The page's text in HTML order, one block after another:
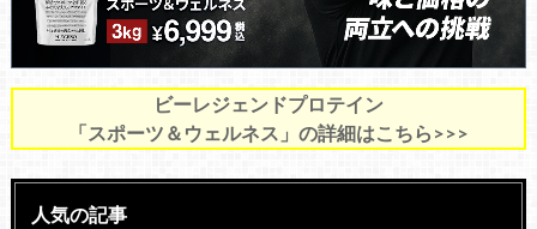
ビーレジェンドプロテイン
「スポーツ＆ウェルネス」の詳細はこちら>>>
人気の記事